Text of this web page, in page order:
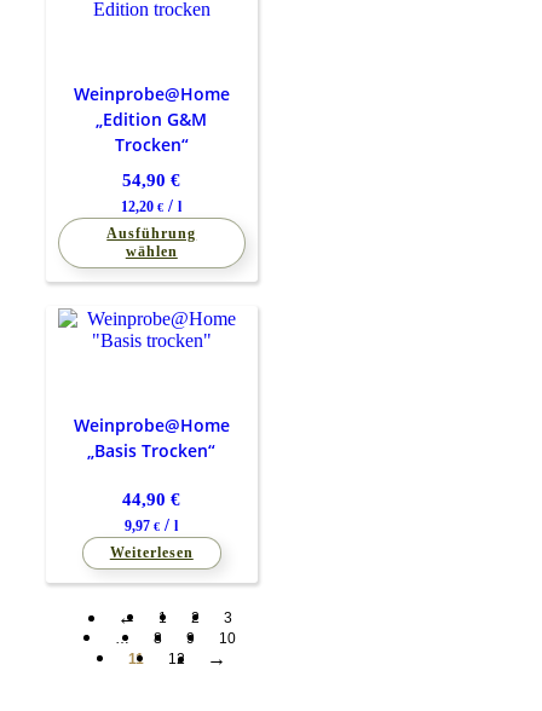
Weinprobe@Home
„Edition G&M
Trocken“
54,90€
12,20€ /l
Ausführung
wählen
Weinprobe@Home
„Basis Trocken“
44,90€
9,97€ /l
Weiterlesen
← 1 2
3
…
8 9
10
11
12 →